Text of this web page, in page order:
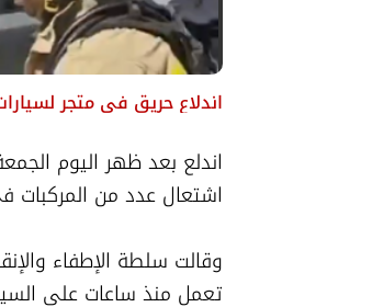
اندلاع حريق في متجر
اشتعال عدد من المركبات